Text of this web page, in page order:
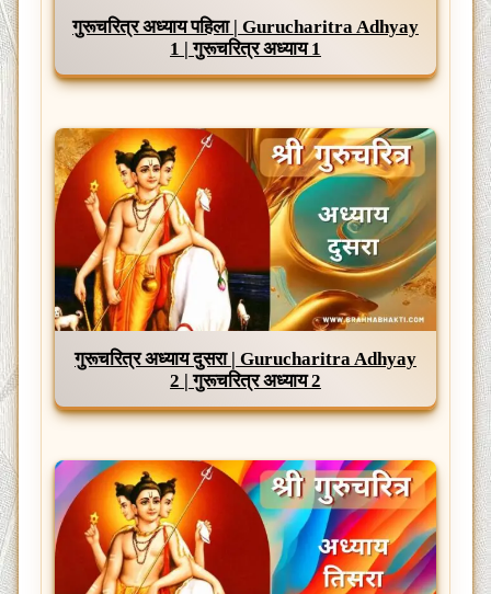
गुरूचरित्र अध्याय पहिला | Gurucharitra Adhyay
1 | गुरूचरित्र अध्याय 1
गुरूचरित्र अध्याय दुसरा | Gurucharitra Adhyay
2 | गुरूचरित्र अध्याय 2